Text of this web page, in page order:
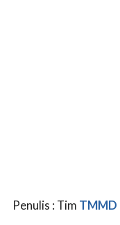
Penulis : Tim TMMD